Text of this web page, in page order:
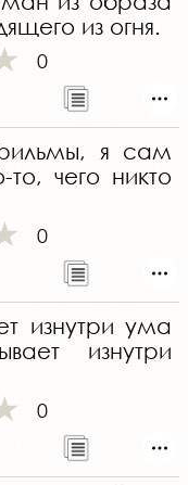
из огня.
0
я сам
чего никто
0
изнутри ума
изнутри
0